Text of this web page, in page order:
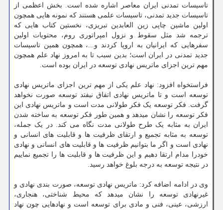
تاسیسات تمدنی ایران معاصر اشاره شده است. بخش اعظمی از
تاسیسات جدید تمدنی، تاسیسات علمی هستند که نمونه هایی همچون
اولین ماشین چاپی زین العابدین تبریزی، نخستین کتاب هایی که
ترجمه شد مثل سقوط و نزول امپراتوری روم، محتویات اولین
سفرهایی که ایرانیان به اروپا کردند و...، همچون همین تاسیسات
جدید تمدنی در ایران است؛ بدین سبب تا به امروز نهاد علم همچون
مهم ترین اجزای ماتریس نهادی توسعه در ایران بوده است.
فراستخواه افزود: نهاد علم یکی از مهم ترین اجزای ماتریس نهادی
توسعه است و تا ماتریس نهادی اتفاق نیفتد توسعه صورت نخواهد
گرفت. فکر توسعه یک فکر طولانی مدت است و ماتریس نهادی این
فکر توسعه را نشان میدهد و همین طور فکر توسعه به ساخته شدن
ایران به مثابه یک طرح طولانی مدت نگاه می کند. در یک جمله،
توسعه به مثابه تجمیع و ارتقای ظرفیت ها و قابلیت های انسانی و
نهادی است و اگر ما بتوانیم ظرفیت ها و قابلیت های انسانی و نهادی
خودرا مدام ارتقا دهیم و این ظرفیت ها و قابلیت ها را تجمیع نماییم
در نتیجه توسعه به درجه بلوغ خواهد رسید.
وی در ادامه اضافه کرد: ماتریس نهادی توسعه، صورت بندی نهادی و
غیرنهادی توسعه را نشان میدهد که محیط شناختی، هنجاری،
ارزشی، عینی، فنی و مادی برای توسعه است و نهادهایی چون نهاد